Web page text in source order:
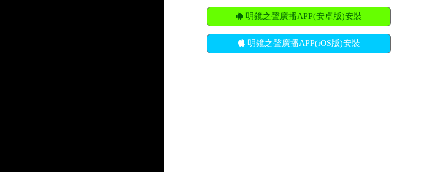
明鏡之聲廣播APP(安卓版)安裝
明鏡之聲廣播APP(iOS版)安裝